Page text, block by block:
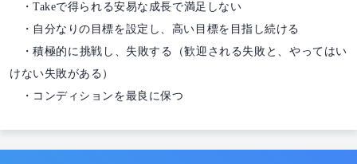
・Takeで得られる安易な成長で満足しない
・自分なりの目標を設定し、高い目標を目指し続ける
・積極的に挑戦し、失敗する（歓迎される失敗と、やってはい
けない失敗がある）
・コンディションを最良に保つ